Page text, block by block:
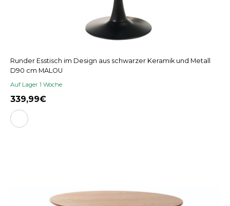
Runder Esstisch im Design aus schwarzer Keramik und Metall
D90 cm MALOU
Auf Lager 1 Woche
339,99